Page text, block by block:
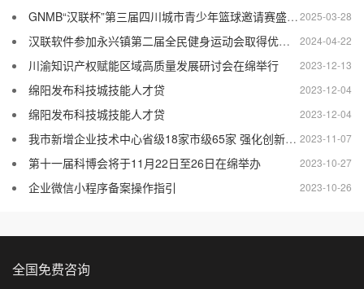
2025-03-28
GNMB“汉联杯”第三届四川城市青少年篮球邀请赛盛大举行
2024-04-22
汉联软件参加永兴镇第二届全民健身运动会取得优异成绩
2023-12-13
川渝知识产权赋能区域高质量发展研讨会在绵举行
2023-12-04
绵阳发布科技城技能人才贷
2023-12-04
绵阳发布科技城技能人才贷
2023-11-07
我市新增企业技术中心省级18家市级65家 强化创新主体地位 增强技术创新能力
2023-10-27
第十一届科博会将于11月22日至26日在绵举办
2023-10-26
企业微信小程序备案操作指引
全国免费咨询